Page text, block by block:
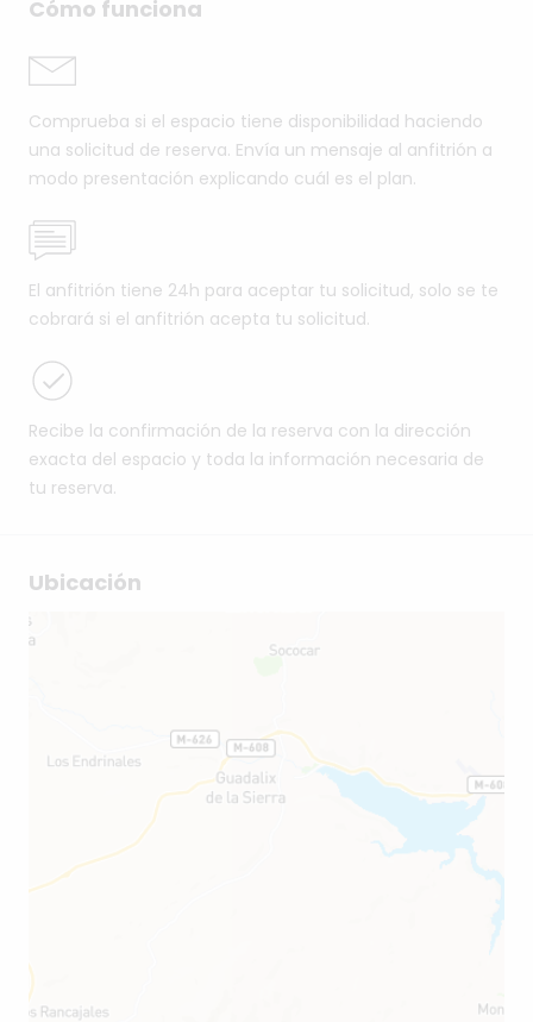
Cómo funciona
Comprueba si el espacio tiene disponibilidad haciendo
una solicitud de reserva. Envía un mensaje al anfitrión a
modo presentación explicando cuál es el plan.
El anfitrión tiene 24h para aceptar tu solicitud, solo se te
cobrará si el anfitrión acepta tu solicitud.
Recibe la confirmación de la reserva con la dirección
exacta del espacio y toda la información necesaria de
tu reserva.
Ubicación